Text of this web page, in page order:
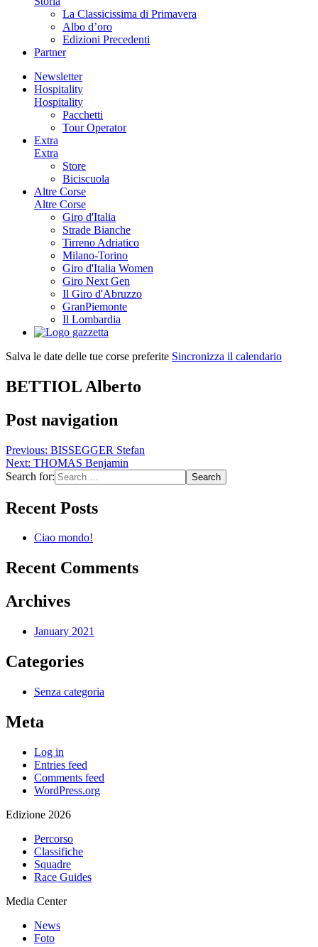
La Classicissima di Primavera
Albo d’oro
Edizioni Precedenti
Partner
Newsletter
Hospitality
Hospitality
Pacchetti
Tour Operator
Extra
Extra
Store
Biciscuola
Altre Corse
Altre Corse
Giro d'Italia
Strade Bianche
Tirreno Adriatico
Milano-Torino
Giro d'Italia Women
Giro Next Gen
Il Giro d'Abruzzo
GranPiemonte
Il Lombardia
Salva le date delle tue corse preferite Sincronizza il calendario
BETTIOL Alberto
Post navigation
Previous: BISSEGGER Stefan
Next: THOMAS Benjamin
Search for:
Recent Posts
Ciao mondo!
Recent Comments
Archives
January 2021
Categories
Senza categoria
Meta
Log in
Entries feed
Comments feed
WordPress.org
Edizione 2026
Percorso
Classifiche
Squadre
Race Guides
Media Center
News
Foto